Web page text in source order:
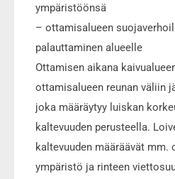
ympäristöönsä
– ottamisalueen
palauttaminen alueelle
Ottamisen aikana
ottamisalueen reunan väliin
joka määräytyy luiskan
kaltevuuden perusteella.
kaltevuuden määräävät mm.
ympäristö ja rinteen